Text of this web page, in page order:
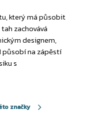
který má působit
zachovává
designem,
působí na zápěstí
s
značky